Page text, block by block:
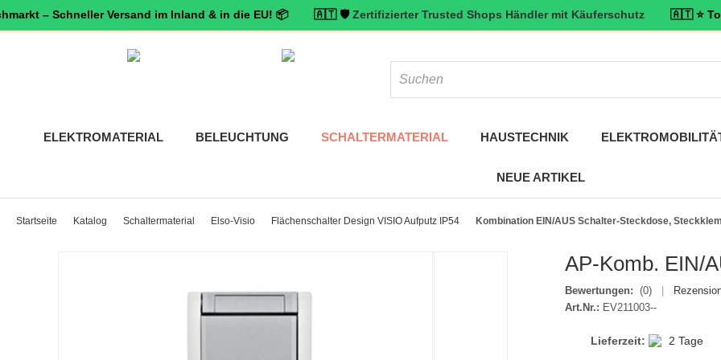
Schneller Versand im Inland & in die EU! 📦 🇦🇹 🛡️ Zertifizierter Trusted Shops Händler mit Käuferschutz🇦🇹 ⭐ Top
ELEKTROMATERIAL BELEUCHTUNG SCHALTERMATERIAL HAUSTECHNIK
NEUE ARTIKEL
Startseite Katalog Schaltermaterial Elso-Visio Flächenschalter Design VISIO Aufputz IP54 Kombination EIN/AUS Schalter-Steckdose,
AP-Komb. EIN/
Bewertungen: (0)
Art.Nr.: EV211003--
Lieferzeit: 2 Tage